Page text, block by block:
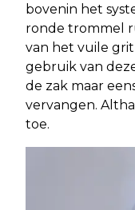
bovenin het
ronde trommel
van het vuile
gebruik van
de zak maar
vervangen.
toe.